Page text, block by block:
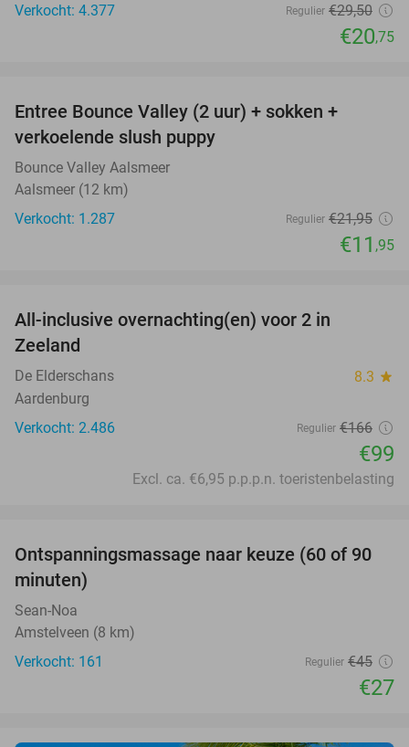
Verkocht: 4.377
Regulier €29,50
€20,75
Entree Bounce Valley (2 uur) + sokken +
verkoelende slush puppy
Bounce Valley Aalsmeer
Aalsmeer (12 km)
Verkocht: 1.287
Regulier €21,95
€11 ,95
All-inclusive overnachting(en) voor 2 in
Zeeland
De Elderschans 8.3 star
Aardenburg
Verkocht: 2.486
Regulier €166
€99
Excl. ca. €6,95 p.p.p.n. toeristenbelasting
40%
Ontspanningsmassage naar keuze (60 of 90
minuten)
Sean-Noa
Amstelveen (8 km)
Verkocht: 161
Regulier €45
€27